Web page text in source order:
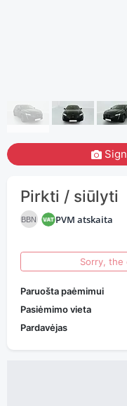
Sign
Pirkti / siūlyti
BBN PVM atskaita
Sorry, the
Paruošta paėmimui
Pasiėmimo vieta
Pardavėjas